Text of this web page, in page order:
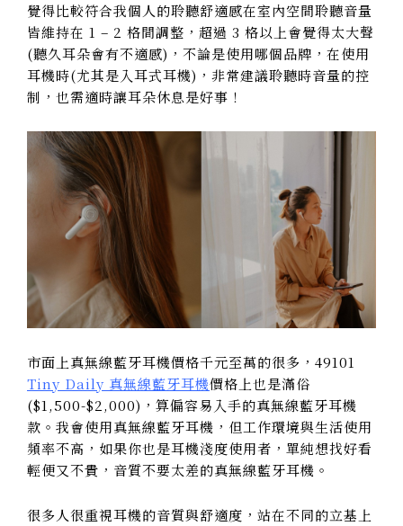
覺得比較符合我個人的聆聽舒適感在室內空間聆聽音量
皆維持在 1 – 2 格間調整，超過 3 格以上會覺得太大聲
(聽久耳朵會有不適感)，不論是使用哪個品牌，在使用
耳機時(尤其是入耳式耳機)，非常建議聆聽時音量的控
制，也需適時讓耳朵休息是好事！
市面上真無線藍牙耳機價格千元至萬的很多，49101
Tiny Daily 真無線藍牙耳機價格上也是滿俗
($1,500-$2,000)，算偏容易入手的真無線藍牙耳機
款。我會使用真無線藍牙耳機，但工作環境與生活使用
頻率不高，如果你也是耳機淺度使用者，單純想找好看
輕便又不貴，音質不要太差的真無線藍牙耳機。
很多人很重視耳機的音質與舒適度，站在不同的立基上